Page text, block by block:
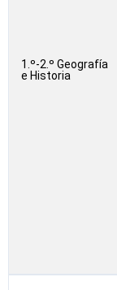
1.º-2.º Geografía
e Historia